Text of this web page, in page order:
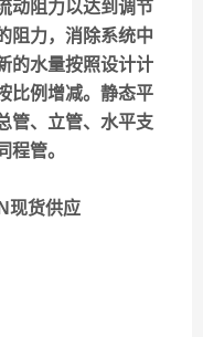
动阻力以达到调节
阻力，消除系统中
的水量按照设计计
比例增减。静态平
管、立管、水平支
程管。
现货供应